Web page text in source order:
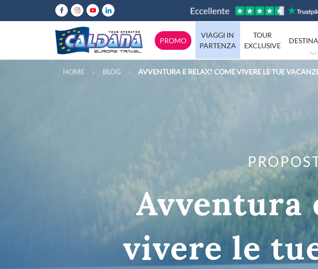
PROMO
VIAGGI IN
PARTENZA
TOUR
EXCLUSIVE
Abruzzo
Sicilia
Toscana
Trentino
Valle-d-Aosta
Tutte le destinazioni in Italia
HOME BLOG AVVENTURA E RELAX? COME VIVERE LE TUE
Avventura
vivere le